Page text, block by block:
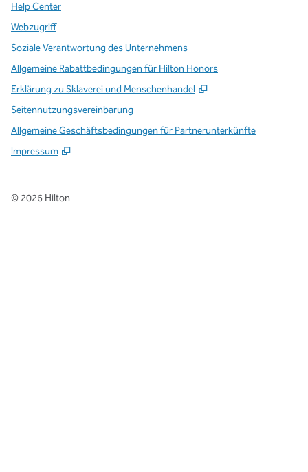
Help Center
Webzugriff
Soziale Verantwortung des Unternehmens
Allgemeine Rabattbedingungen für Hilton Honors
Erklärung zu Sklaverei und Menschenhandel
,
Seitennutzungsvereinbarung
Allgemeine Geschäftsbedingungen für Partnerunterkünfte
Impressum
© 2026 Hilton